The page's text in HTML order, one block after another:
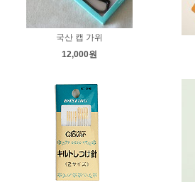
국산 캡 가위
12,000원